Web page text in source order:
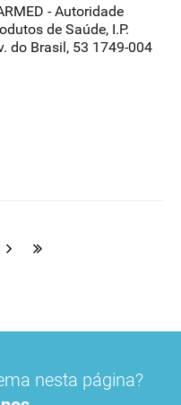
- Autoridade
de Saúde, I.P.
do Brasil, 53 1749-004
nesta página?